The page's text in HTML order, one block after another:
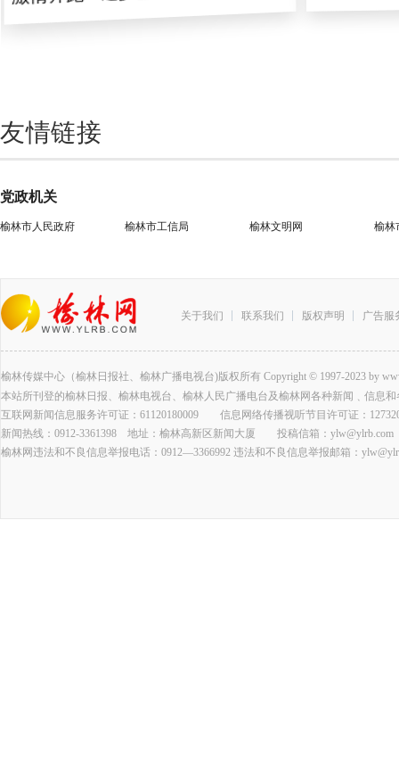
友情链接
党政机关
榆林市人民政府 榆林市工信局 榆林文明网 榆林
关于我们 联系我们 版权声明 广告服
榆林传媒中心（榆林日报社、榆林广播电视台)版权所有 Copyright © 1997-2023 by
本站所刊登的榆林日报、榆林电视台、榆林人民广播电台及榆林网各种新闻﹑信息
互联网新闻信息服务许可证：61120180009 信息网络传播视听节目许可证：
新闻热线：0912-3361398 地址：榆林高新区新闻大厦 投稿信箱：ylw@ylrb.com
榆林网违法和不良信息举报电话：0912—3366992 违法和不良信息举报邮箱：